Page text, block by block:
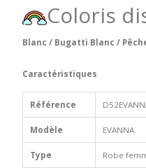
Coloris
Blanc / Bugatti Blanc /
Caractéristiques
Référence
Modèle EVANNA
Type Robe